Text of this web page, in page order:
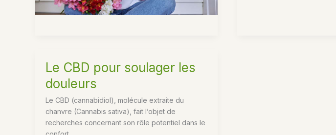
Le CBD pour soulager les
douleurs
Le CBD (cannabidiol), molécule extraite du
chanvre (Cannabis sativa), fait l’objet de
recherches concernant son rôle potentiel dans le